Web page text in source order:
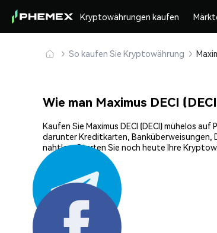
Kryptowährungen kaufen
So kaufen Sie Kryptowährung
Wie man Maximus DECI
Kaufen Sie Maximus DECI (DECI) mühelos
darunter Kreditkarten, Banküberweisungen,
nahtlos. Starten Sie noch heute Ihre